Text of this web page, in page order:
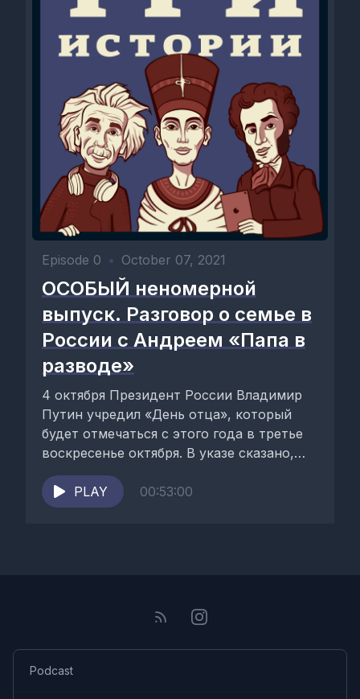
Episode 0 • October 07, 2021
ОСОБЫЙ неномерной
выпуск. Разговор о семье в
России с Андреем «Папа в
разводе»
4 октября Президент России Владимир
Путин учредил «День отца», который
будет отмечаться с этого года в третье
воскресенье октября. В указе сказано,
что целю...
PLAY
00:53:00
Podcast